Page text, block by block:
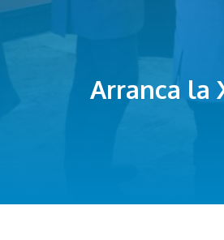
Arranca la